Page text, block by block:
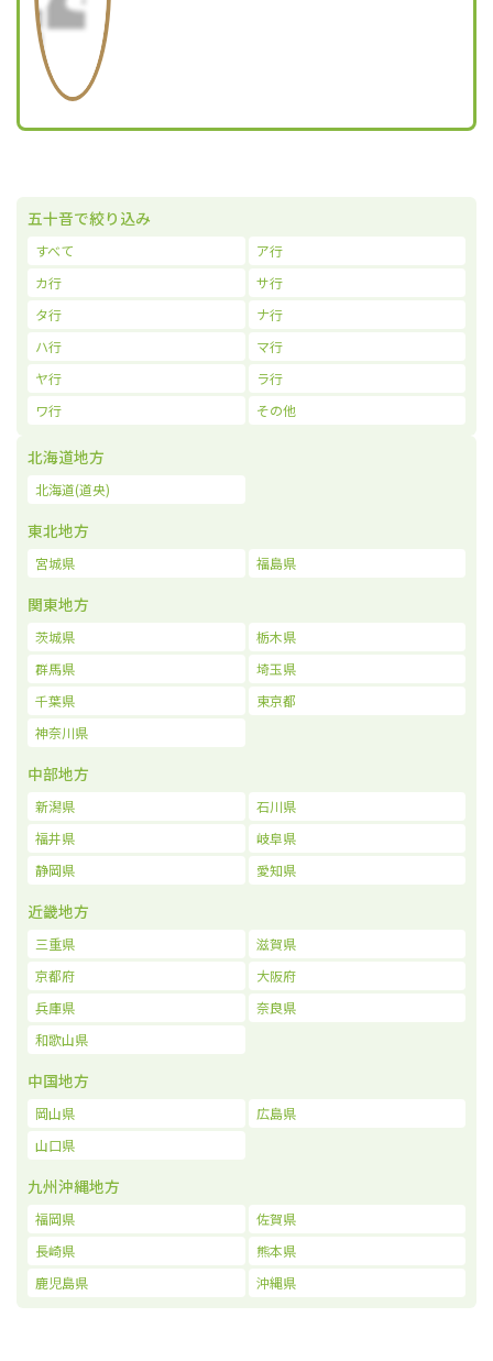
五十音で絞り込み
すべて
ア行
カ行
サ行
タ行
ナ行
ハ行
マ行
ヤ行
ラ行
ワ行
その他
北海道地方
北海道(道央)
東北地方
宮城県 福島県
関東地方
茨城県
栃木県
群馬県
埼玉県
千葉県
東京都
神奈川県
中部地方
新潟県
石川県
福井県
岐阜県
静岡県
愛知県
近畿地方
三重県
滋賀県
京都府
大阪府
兵庫県
奈良県
和歌山県
中国地方
岡山県
広島県
山口県
九州沖縄地方
福岡県
佐賀県
長崎県
熊本県
鹿児島県
沖縄県